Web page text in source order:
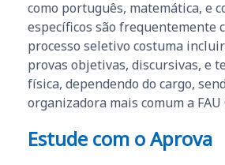
como português, matemática, e
específicos são frequentemente
processo seletivo costuma
provas objetivas, discursivas, e
física, dependendo do cargo,
organizadora mais comum a FAU
Estude com o Aprova